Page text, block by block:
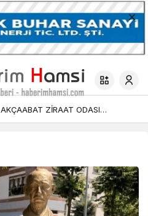
AKÇAABAT ZİRAAT ODASI
UYARI!